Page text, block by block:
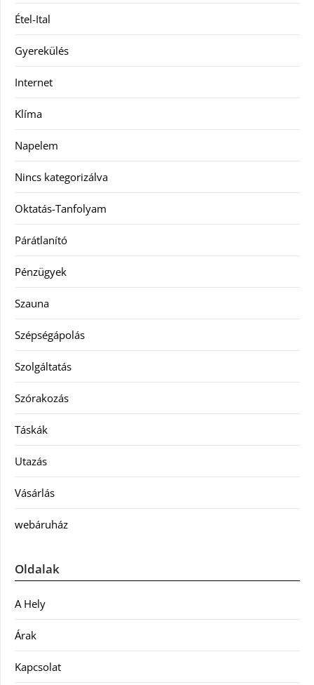
Étel-Ital
Gyerekülés
Internet
Klíma
Napelem
Nincs kategorizálva
Oktatás-Tanfolyam
Párátlanító
Pénzügyek
Szauna
Szépségápolás
Szolgáltatás
Szórakozás
Táskák
Utazás
Vásárlás
webáruház
Oldalak
A Hely
Árak
Kapcsolat